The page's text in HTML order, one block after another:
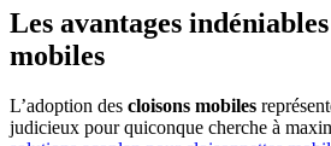
Les avantages
mobiles
L’adoption des cloisons mobiles
judicieux pour quiconque cherche à